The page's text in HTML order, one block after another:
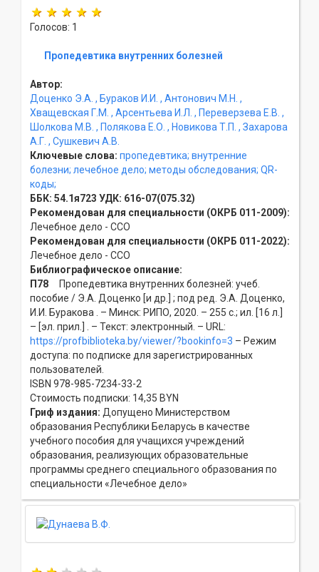
Голосов: 1
Пропедевтика внутренних болезней
Автор:
Доценко Э.А. , Бураков И.И. , Антонович М.Н. ,
Хващевская Г.М. , Арсентьева И.Л. , Переверзева Е.В. ,
Шолкова М.В. , Полякова Е.О. , Новикова Т.П. , Захарова
А.Г. , Сушкевич А.В.
Ключевые слова: пропедевтика; внутренние
болезни; лечебное дело; методы обследования; QR-
коды;
ББК: 54.1я723 УДК: 616-07(075.32)
Рекомендован для специальности (ОКРБ 011-2009):
Лечебное дело - ССO
Рекомендован для специальности (ОКРБ 011-2022):
Лечебное дело - ССO
Библиографическое описание:
П78 Пропедевтика внутренних болезней: учеб.
пособие / Э.А. Доценко [и др.] ; под ред. Э.А. Доценко,
И.И. Буракова . – Минск: РИПО, 2020. – 255 с.; ил. [16 л.]
– [эл. прил.] . – Текст: электронный. – URL:
https://profbiblioteka.by/viewer/?bookinfo=3 – Режим
доступа: по подписке для зарегистрированных
пользователей.
ISBN 978-985-7234-33-2
Стоимость подписки: 14,35 BYN
Гриф издания: Допущено Министерством
образования Республики Беларусь в качестве
учебного пособия для учащихся учреждений
образования, реализующих образовательные
программы среднего специального образования по
специальности «Лечебное дело»